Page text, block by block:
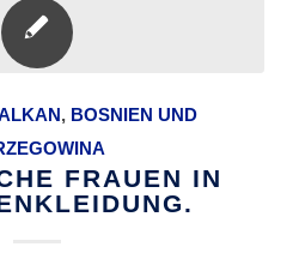
, BOSNIEN UND
FRAUEN IN